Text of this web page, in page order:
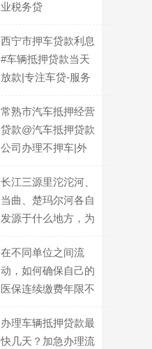
业税务贷
西宁市押车贷款利息
#车辆抵押贷款当天
放款|专注车贷-服务
常熟市汽车抵押经营
贷款@汽车抵押贷款
公司办理不押车|外
长江三源里沱沱河、
当曲、楚玛尔河各自
发源于什么地方，为
变化？
在不同单位之间流
动，如何确保自己的
医保连续缴费年限不
办理车辆抵押贷款最
快几天？加急办理流